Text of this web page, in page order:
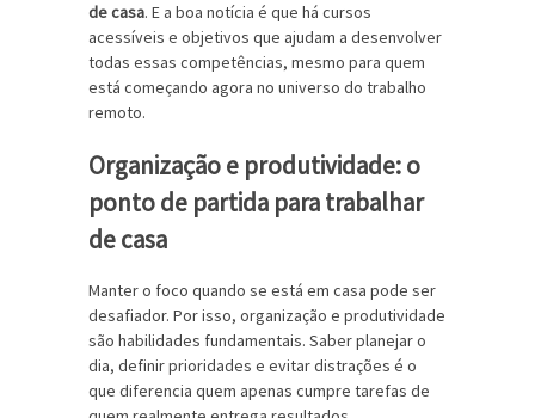
de casa. E a boa notícia é que há cursos
acessíveis e objetivos que ajudam a desenvolver
todas essas competências, mesmo para quem
está começando agora no universo do trabalho
remoto.
Organização e produtividade: o
ponto de partida para trabalhar
de casa
Manter o foco quando se está em casa pode ser
desafiador. Por isso, organização e produtividade
são habilidades fundamentais. Saber planejar o
dia, definir prioridades e evitar distrações é o
que diferencia quem apenas cumpre tarefas de